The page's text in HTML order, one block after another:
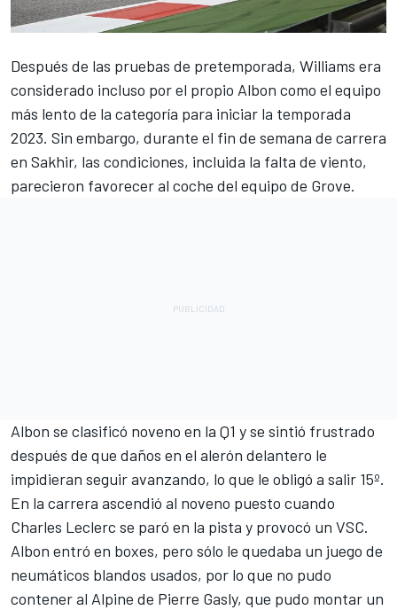
Después de las pruebas de pretemporada, Williams era
considerado incluso por el propio Albon como el equipo
más lento de la categoría para iniciar la temporada
2023. Sin embargo, durante el fin de semana de carrera
en Sakhir, las condiciones, incluida la falta de viento,
parecieron favorecer al coche del equipo de Grove.
Albon se clasificó noveno en la Q1 y se sintió frustrado
después de que daños en el alerón delantero le
impidieran seguir avanzando, lo que le obligó a salir 15º.
En la carrera ascendió al noveno puesto cuando
Charles Leclerc se paró en la pista y provocó un VSC.
Albon entró en boxes, pero sólo le quedaba un juego de
neumáticos blandos usados, por lo que no pudo
contener al Alpine de Pierre Gasly, que pudo montar un